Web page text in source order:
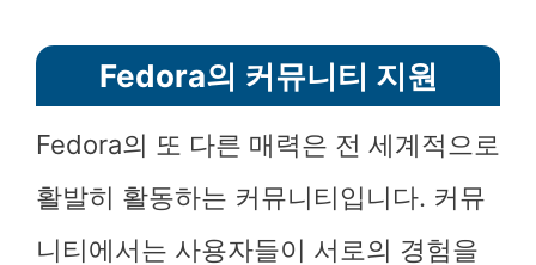
Fedora의 커뮤니티 지원
Fedora의 또 다른 매력은 전 세계적으로
활발히 활동하는 커뮤니티입니다. 커뮤
니티에서는 사용자들이 서로의 경험을